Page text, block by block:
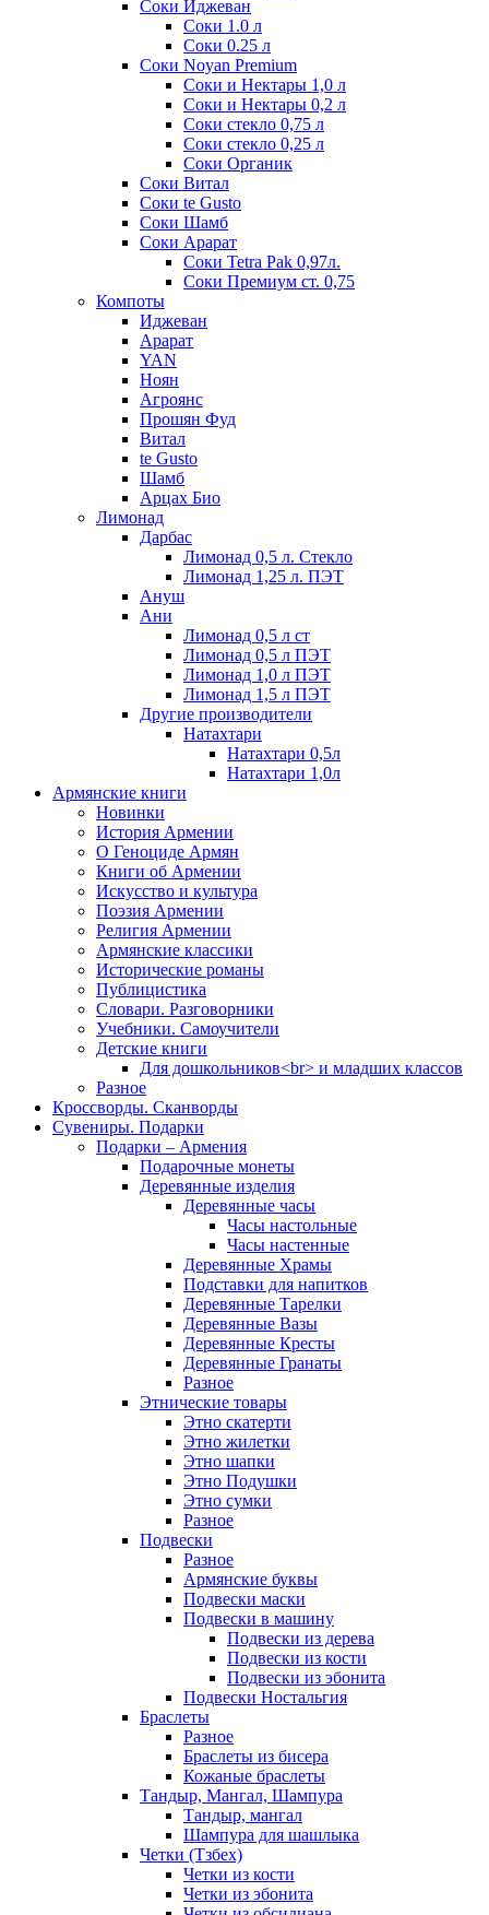
Соки Иджеван
Соки 1.0 л
Соки 0.25 л
Соки Noyan Premium
Соки и Нектары 1,0 л
Соки и Нектары 0,2 л
Соки стекло 0,75 л
Соки стекло 0,25 л
Соки Органик
Соки Витал
Соки te Gusto
Соки Шамб
Соки Арарат
Соки Tetra Pak 0,97л.
Соки Премиум ст. 0,75
Компоты
Иджеван
Арарат
YAN
Ноян
Агроянс
Прошян Фуд
Витал
te Gusto
Шамб
Арцах Био
Лимонад
Дарбас
Лимонад 0,5 л. Стекло
Лимонад 1,25 л. ПЭТ
Ануш
Ани
Лимонад 0,5 л ст
Лимонад 0,5 л ПЭТ
Лимонад 1,0 л ПЭТ
Лимонад 1,5 л ПЭТ
Другие производители
Натахтари
Натахтари 0,5л
Натахтари 1,0л
Армянские книги
Новинки
История Армении
О Геноциде Армян
Книги об Армении
Иcкусство и культура
Поэзия Армении
Религия Армении
Армянские классики
Исторические романы
Публицистика
Словари. Разговорники
Учебники. Самоучители
Детские книги
Для дошкольников<br> и младших классов
Разное
Кроссворды. Сканворды
Сувениры. Подарки
Подарки – Армения
Подарочные монеты
Деревянные изделия
Деревянные часы
Часы настольные
Часы настенные
Деревянные Храмы
Подставки для напитков
Деревянные Тарелки
Деревянные Вазы
Деревянные Кресты
Деревянные Гранаты
Разное
Этнические товары
Этно скатерти
Этно жилетки
Этно шапки
Этно Подушки
Этно сумки
Разное
Подвески
Разное
Армянские буквы
Подвески маски
Подвески в машину
Подвески из дерева
Подвески из кости
Подвески из эбонита
Подвески Ностальгия
Браслеты
Разное
Браслеты из бисера
Кожаные браслеты
Тандыр, Мангал, Шампура
Тандыр, мангал
Шампура для шашлыка
Четки (Тзбех)
Четки из кости
Четки из эбонита